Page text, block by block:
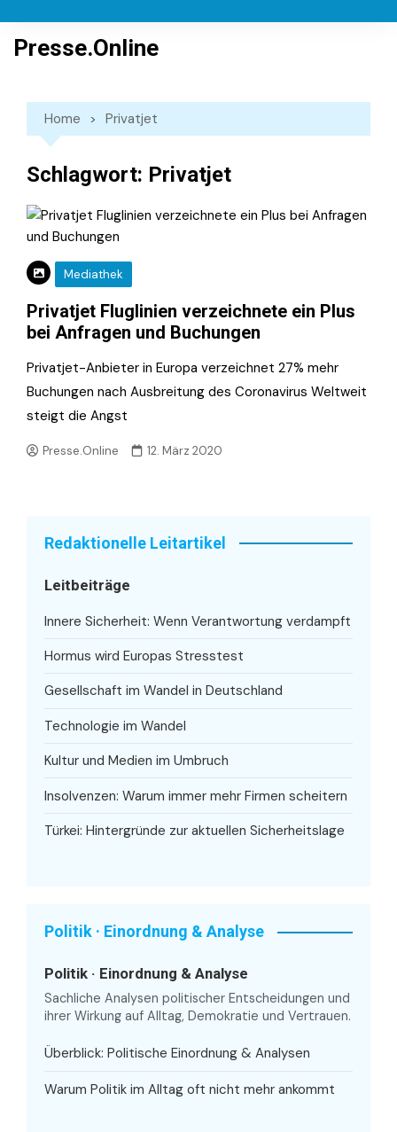
content
Presse.Online
Home Privatjet
Schlagwort: Privatjet
Mediathek
Privatjet Fluglinien verzeichnete ein Plus
bei Anfragen und Buchungen
Privatjet-Anbieter in Europa verzeichnet 27% mehr
Buchungen nach Ausbreitung des Coronavirus Weltweit
steigt die Angst
Presse.Online 12. März 2020
Redaktionelle Leitartikel
Leitbeiträge
Innere Sicherheit: Wenn Verantwortung verdampft
Hormus wird Europas Stresstest
Gesellschaft im Wandel in Deutschland
Technologie im Wandel
Kultur und Medien im Umbruch
Insolvenzen: Warum immer mehr Firmen scheitern
Türkei: Hintergründe zur aktuellen Sicherheitslage
Politik · Einordnung & Analyse
Politik · Einordnung & Analyse
Sachliche Analysen politischer Entscheidungen und
ihrer Wirkung auf Alltag, Demokratie und Vertrauen.
Überblick: Politische Einordnung & Analysen
Warum Politik im Alltag oft nicht mehr ankommt